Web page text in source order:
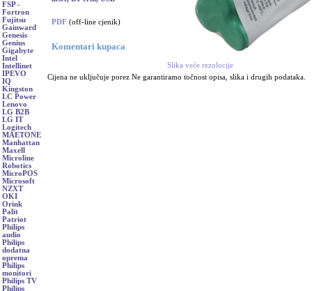
FSP -
Fortron
Fujitsu
Gainward
Genesis
Genius
Gigabyte
Intel
Intellinet
IPEVO
IQ
Kingston
LC Power
Lenovo
LG B2B
LG IT
Logitech
MAETONE
Manhattan
Maxell
Microline
Robotics
MicroPOS
Microsoft
NZXT
OKI
Orink
Palit
Patriot
Philips
audio
Philips
dodatna
oprema
Philips
monitori
Philips TV
Philips
PDF (off-line cjenik)
Komentari kupaca
Slika veće rezolucije
Cijena ne uključuje porez Ne garantiramo točnost opisa, slika i drugih podataka.